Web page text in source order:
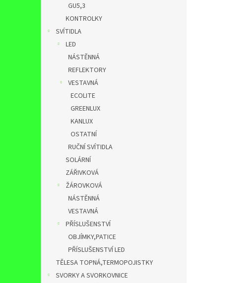
GU5,3
KONTROLKY
SVÍTIDLA
LED
NÁSTĚNNÁ
REFLEKTORY
VESTAVNÁ
ECOLITE
GREENLUX
KANLUX
OSTATNÍ
RUČNÍ SVÍTIDLA
SOLÁRNÍ
ZÁŘIVKOVÁ
ŽÁROVKOVÁ
NÁSTĚNNÁ
VESTAVNÁ
PŘÍSLUŠENSTVÍ
OBJÍMKY,PATICE
PŘÍSLUŠENSTVÍ LED
TĚLESA TOPNÁ,TERMOPOJISTKY
SVORKY A SVORKOVNICE